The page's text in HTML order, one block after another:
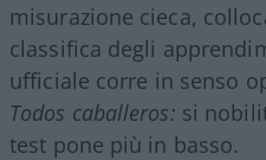
misurazione cieca,
classifica degli
ufficiale corre in senso
Todos caballeros: si
test pone più in basso.